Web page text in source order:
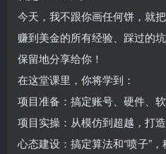
今天，我不跟你画任何饼，就
赚到美金的所有经验、踩过的
保留地分享给你！
在这堂课里，你将学到：
项目准备：搞定账号、硬件、软
项目实操：从模仿到超越，打造
心态建设：搞定算法和“喷子”，